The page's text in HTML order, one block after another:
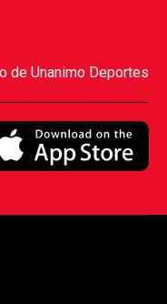
de Unanimo Deportes